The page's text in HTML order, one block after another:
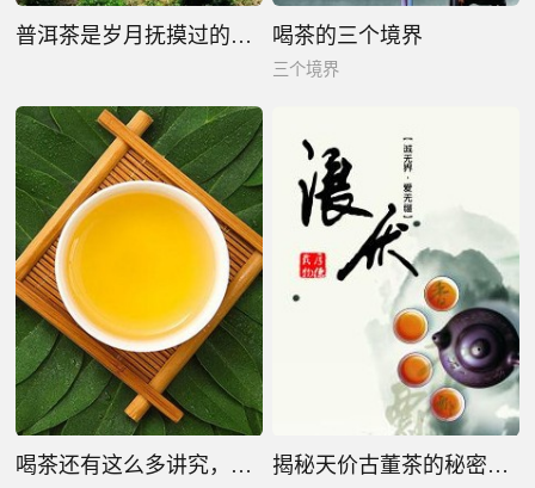
普洱茶是岁月抚摸过的芳华 喝茶的三个境界
三个境界
喝茶还有这么多讲究，你真的会喝茶吗 揭秘天价古董茶的秘密，守护普洱茶的健康发展